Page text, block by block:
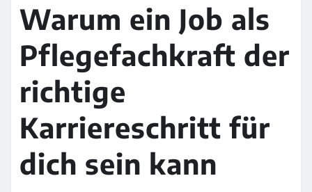
Warum ein Job als
Pflegefachkraft der
richtige
Karriereschritt für
dich sein kann